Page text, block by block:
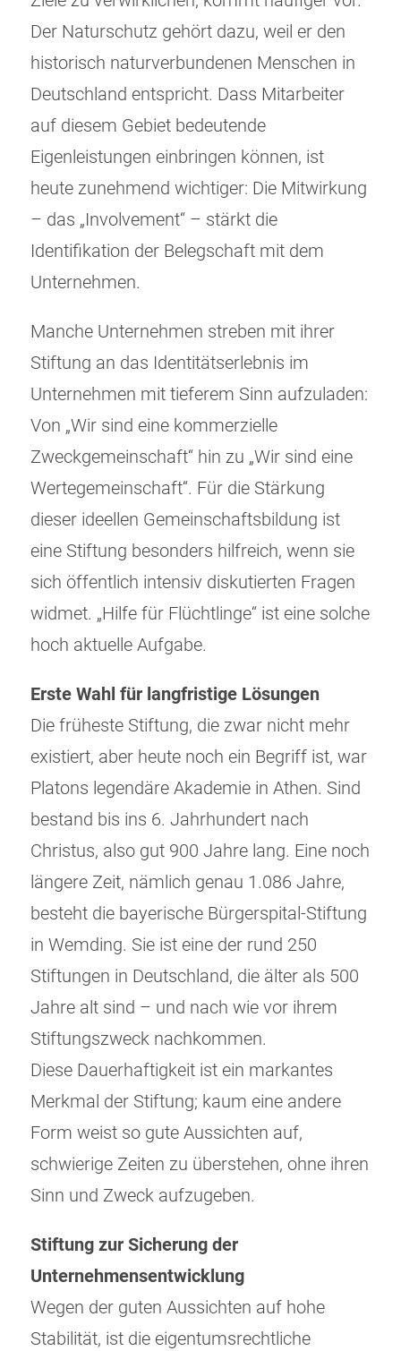
Der Naturschutz gehört dazu, weil er den
historisch naturverbundenen Menschen in
Deutschland entspricht. Dass Mitarbeiter
auf diesem Gebiet bedeutende
Eigenleistungen einbringen können, ist
heute zunehmend wichtiger: Die Mitwirkung
– das „Involvement“ – stärkt die
Identifikation der Belegschaft mit dem
Unternehmen.
Manche Unternehmen streben mit ihrer
Stiftung an das Identitätserlebnis im
Unternehmen mit tieferem Sinn aufzuladen:
Von „Wir sind eine kommerzielle
Zweckgemeinschaft“ hin zu „Wir sind eine
Wertegemeinschaft“. Für die Stärkung
dieser ideellen Gemeinschaftsbildung ist
eine Stiftung besonders hilfreich, wenn sie
sich öffentlich intensiv diskutierten Fragen
widmet. „Hilfe für Flüchtlinge“ ist eine solche
hoch aktuelle Aufgabe.
Erste Wahl für langfristige Lösungen
Die früheste Stiftung, die zwar nicht mehr
existiert, aber heute noch ein Begriff ist, war
Platons legendäre Akademie in Athen. Sind
bestand bis ins 6. Jahrhundert nach
Christus, also gut 900 Jahre lang. Eine noch
längere Zeit, nämlich genau 1.086 Jahre,
besteht die bayerische Bürgerspital-Stiftung
in Wemding. Sie ist eine der rund 250
Stiftungen in Deutschland, die älter als 500
Jahre alt sind – und nach wie vor ihrem
Stiftungszweck nachkommen.
Diese Dauerhaftigkeit ist ein markantes
Merkmal der Stiftung; kaum eine andere
Form weist so gute Aussichten auf,
schwierige Zeiten zu überstehen, ohne ihren
Sinn und Zweck aufzugeben.
Stiftung zur Sicherung der
Unternehmensentwicklung
Wegen der guten Aussichten auf hohe
Stabilität, ist die eigentumsrechtliche